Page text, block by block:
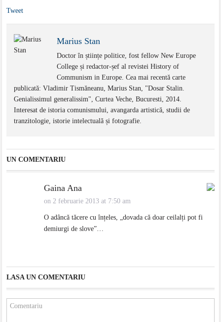
Tweet
Marius Stan
Doctor în științe politice, fost fellow New Europe
College și redactor-șef al revistei History of
Communism in Europe. Cea mai recentă carte
publicată: Vladimir Tismăneanu, Marius Stan, "Dosar Stalin.
Genialissimul generalissim", Curtea Veche, Bucuresti, 2014.
Interesat de istoria comunismului, avangarda artistică, studii de
tranzitologie, istorie intelectuală și fotografie.
UN COMENTARIU
Gaina Ana
on 2 februarie 2013 at 7:50 am
O adâncă tăcere cu înțeles, „dovada că doar ceilalți pot fi
demiurgi de slove”…
LASA UN COMENTARIU